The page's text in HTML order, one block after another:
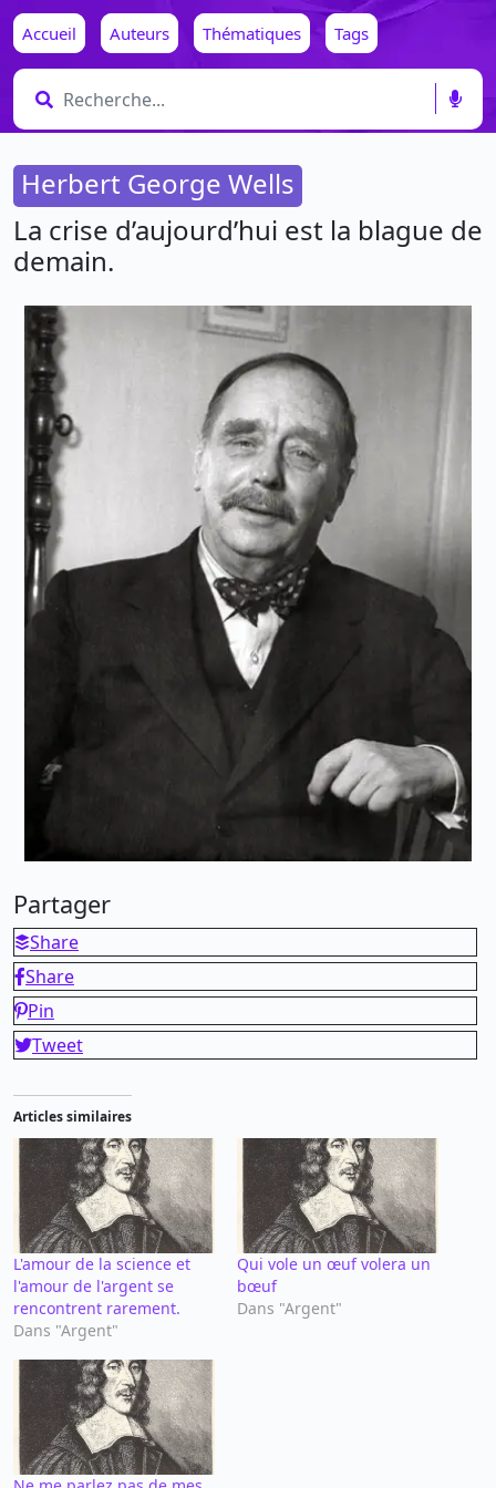
Accueil Auteurs Thématiques Tags
Herbert George Wells
La crise d’aujourd’hui est la blague de
demain.
Partager
Share
Share
Pin
Tweet
Articles similaires
L'amour de la science et
l'amour de l'argent se
rencontrent rarement.
Dans "Argent"
Qui vole un œuf volera un
bœuf
Dans "Argent"